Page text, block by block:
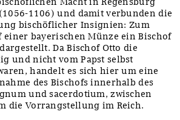
1106) und damit verbunden die
bischöflicher Insignien: Zum
einer bayerischen Münze ein Bischof
Da Bischof Otto die
und nicht vom Papst selbst
handelt es sich hier um eine
des Bischofs innerhalb des
und sacerdotium, zwischen
die Vorrangstellung im Reich.